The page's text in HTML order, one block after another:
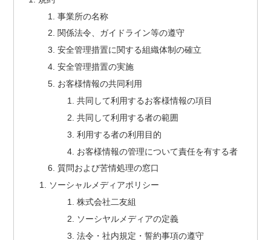
事業所の名称
関係法令、ガイドライン等の遵守
安全管理措置に関する組織体制の確立
安全管理措置の実施
お客様情報の共同利用
共同して利用するお客様情報の項目
共同して利用する者の範囲
利用する者の利用目的
お客様情報の管理について責任を有する者
質問および苦情処理の窓口
ソーシャルメディアポリシー
株式会社二友組
ソーシヤルメディアの定義
法令・社内規定・誓約事項の遵守